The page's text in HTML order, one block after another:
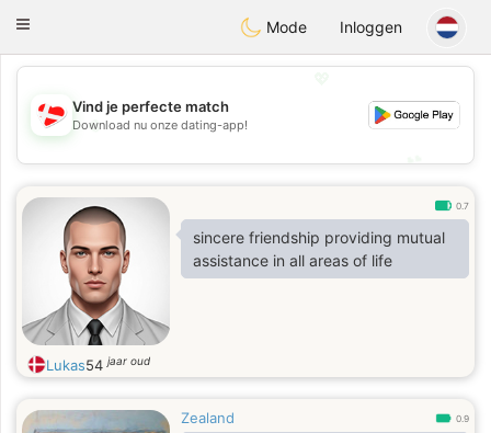
SmukDansk
Toggle
Mode Inloggen
💖
💕
Vind je perfecte match
Download nu onze dating-app!
0.7
sincere friendship providing mutual
assistance in all areas of life
Lukas54jaar oud
Zealand 0.9